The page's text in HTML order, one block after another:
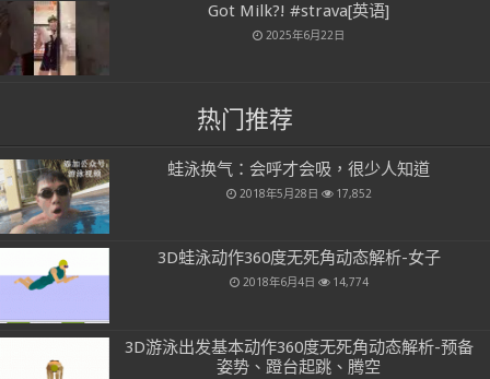
Got Milk?! #strava[英语]
2025年6月22日
热门推荐
蛙泳换气：会呼才会吸，很少人知道
2018年5月28日 17,852
3D蛙泳动作360度无死角动态解析-女子
2018年6月4日 14,774
3D游泳出发基本动作360度无死角动态解析-预备
姿势、蹬台起跳、腾空